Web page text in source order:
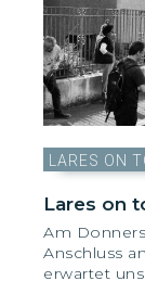
LARES ON
Lares on
Am
Anschluss
erwartet